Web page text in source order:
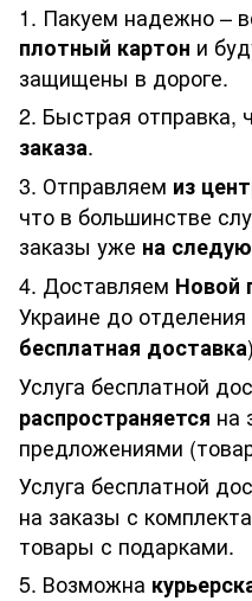
1. Пакуем надежно –
плотный картон и
защищены в дороге.
2. Быстрая отправка,
заказа.
3. Отправляем из
что в большинстве
заказы уже на
4. Доставляем Новой
Украине до отделения
бесплатная доставка
Услуга бесплатной
распространяется на
предложениями
Услуга бесплатной
на заказы с
товары с подарками.
5. Возможна